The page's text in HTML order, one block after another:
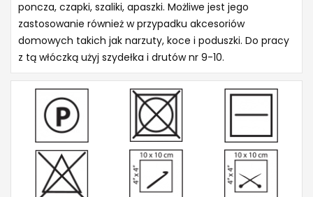
poncza, czapki, szaliki, apaszki. Możliwe jest jego
zastosowanie również w przypadku akcesoriów
domowych takich jak narzuty, koce i poduszki. Do pracy
z tą włóczką użyj szydełka i drutów nr 9-10.